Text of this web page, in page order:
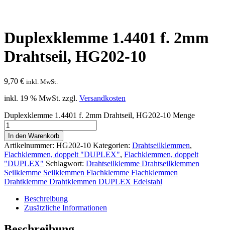
Duplexklemme 1.4401 f. 2mm
Drahtseil, HG202-10
9,70 € inkl. MwSt.
inkl. 19 % MwSt. zzgl. Versandkosten
Duplexklemme 1.4401 f. 2mm Drahtseil, HG202-10 Menge
In den Warenkorb
Artikelnummer: HG202-10 Kategorien: Drahtseilklemmen,
Flachklemmen, doppelt "DUPLEX", Flachklemmen, doppelt
"DUPLEX" Schlagwort: Drahtseilklemme Drahtseilklemmen
Seilklemme Seilklemmen Flachklemme Flachklemmen
Drahtklemme Drahtklemmen DUPLEX Edelstahl
Beschreibung
Zusätzliche Informationen